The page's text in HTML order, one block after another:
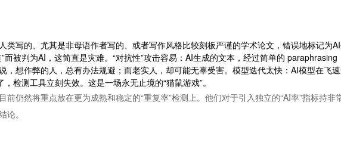
类写的、尤其是非母语作者写的、或者写作风格比较刻板严谨的学术论文，错误地标记为
而被判为AI，这简直是灾难。“对抗性”攻击容易：AI生成的文本，经过简单的
，想作弊的人，总有办法规避；而老实人，却可能无辜受害。模型迭代太快：AI模型在飞
检测工具立刻失效。这是一场永无止境的“猫鼠游戏”。
仍然将重点放在更为成熟和稳定的“重复率”检测上。他们对于引入独立的“AI率”指标持
论。